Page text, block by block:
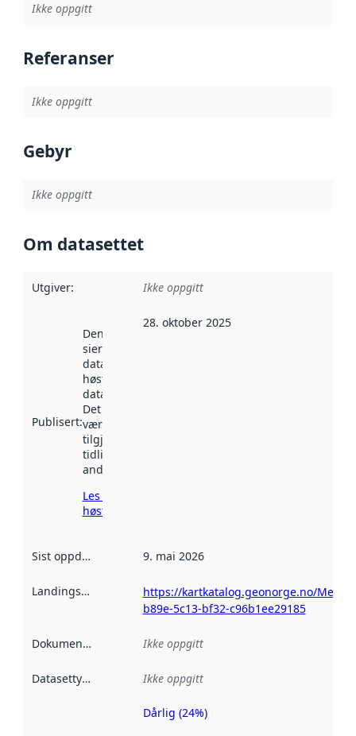
Ikke oppgitt
Referanser
Ikke oppgitt
Gebyr
Ikke oppgitt
Om datasettet
Utgiver: Ikke oppgitt
Publisert:
Denne datoen
sier når
datasettet ble
høstet av
data.norge.no.
Det kan ha
vært
tilgjengelig
tidligere
andre steder.
Les mer om
høsting her
28. oktober 2025
Sist oppdatert 9. mai 2026
Landingsside
https://kartkatalog.geonorge.no/
b89e-5c13-bf32-c96b1ee29185
Dokumentasjon Ikke oppgitt
Datasettype Ikke oppgitt
Metadatakvalitet
Dårlig (24%)